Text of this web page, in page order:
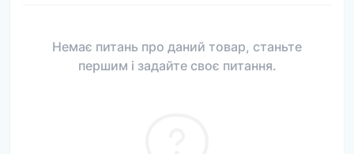
Немає питань про даний товар, станьте
першим і задайте своє питання.